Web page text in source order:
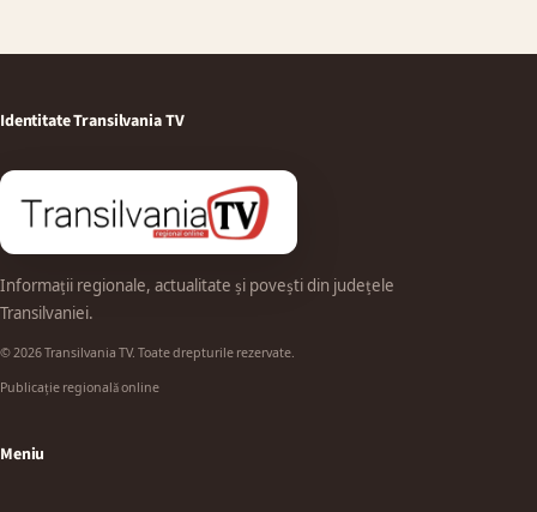
Identitate Transilvania TV
Informații regionale, actualitate și povești din județele
Transilvaniei.
© 2026 Transilvania TV. Toate drepturile rezervate.
Publicație regională online
Meniu